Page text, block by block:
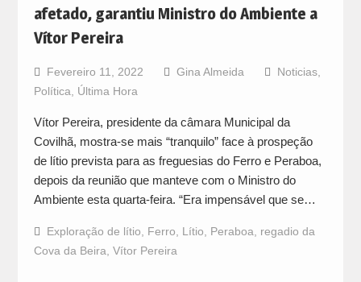
afetado, garantiu Ministro do Ambiente a
Vítor Pereira
Fevereiro 11, 2022 Gina Almeida Noticias,
Política
Última Hora
Vítor Pereira, presidente da câmara Municipal da
Covilhã, mostra-se mais “tranquilo” face à prospeção
de lítio prevista para as freguesias do Ferro e Peraboa,
depois da reunião que manteve com o Ministro do
Ambiente esta quarta-feira. “Era impensável que se…
Exploração de lítio Ferro Lítio Peraboa
regadio da
Cova da Beira Vítor Pereira